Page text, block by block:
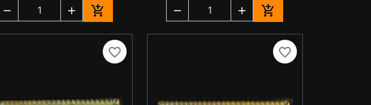
  
Ajouter au panier
  
Ajouter au panier
favorite_border favorite_border